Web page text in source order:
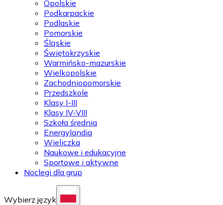
Opolskie
Podkarpackie
Podlaskie
Pomorskie
Śląskie
Świętokrzyskie
Warmińsko-mazurskie
Wielkopolskie
Zachodniopomorskie
Przedszkole
Klasy I-III
Klasy IV-VIII
Szkoła średnia
Energylandia
Wieliczka
Naukowe i edukacyjne
Sportowe i aktywne
Noclegi dla grup
Wybierz język